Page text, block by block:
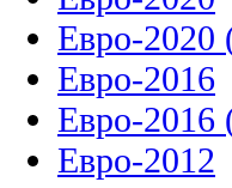
Евро-2020
Евро-2016
Евро-2016
Евро-2012